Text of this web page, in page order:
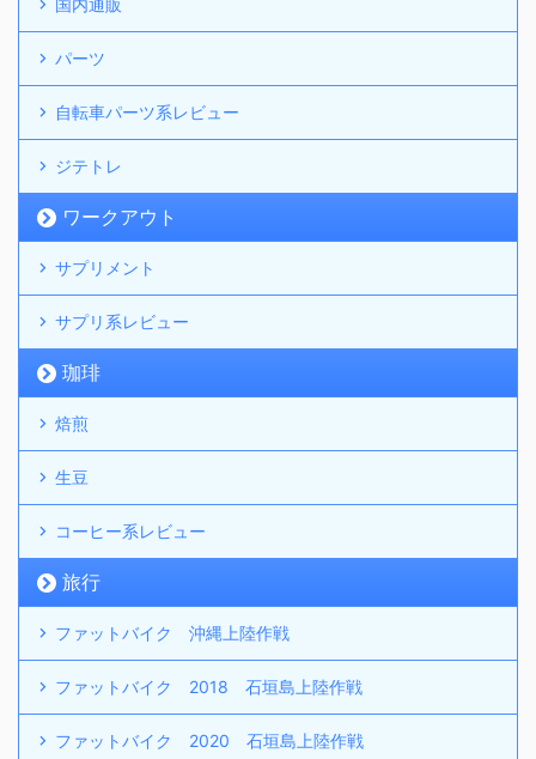
国内通販
パーツ
自転車パーツ系レビュー
ジテトレ
ワークアウト
サプリメント
サプリ系レビュー
珈琲
焙煎
生豆
コーヒー系レビュー
旅行
ファットバイク 沖縄上陸作戦
ファットバイク 2018 石垣島上陸作戦
ファットバイク 2020 石垣島上陸作戦